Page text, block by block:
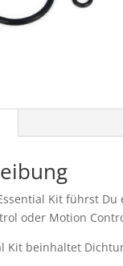
Kit führst Du
oder Motion
Kit beinhaltet